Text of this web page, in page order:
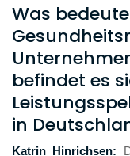
Was
befindet es
in
Katrin Hinrichsen: